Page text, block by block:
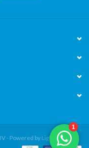
- Powered by Lightspeed